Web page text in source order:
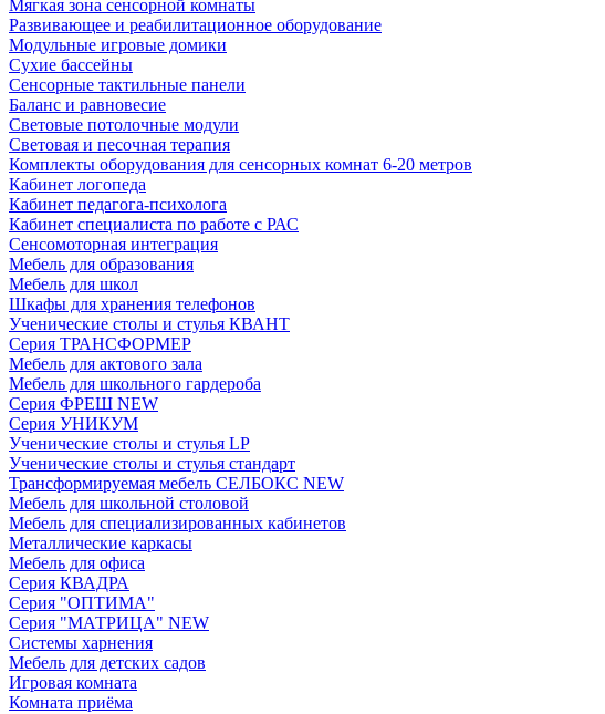
Мягкая зона сенсорной комнаты
Развивающее и реабилитационное оборудование
Модульные игровые домики
Сухие бассейны
Сенсорные тактильные панели
Баланс и равновесие
Световые потолочные модули
Световая и песочная терапия
Комплекты оборудования для сенсорных комнат 6-20 метров
Кабинет логопеда
Кабинет педагога-психолога
Кабинет специалиста по работе с РАС
Сенсомоторная интеграция
Мебель для образования
Мебель для школ
Шкафы для хранения телефонов
Ученические столы и стулья КВАНТ
Серия ТРАНСФОРМЕР
Мебель для актового зала
Мебель для школьного гардероба
Серия ФРЕШ NEW
Серия УНИКУМ
Ученические столы и стулья LP
Ученические столы и стулья стандарт
Трансформируемая мебель СЕЛБОКС NEW
Мебель для школьной столовой
Мебель для специализированных кабинетов
Металлические каркасы
Мебель для офиса
Серия КВАДРА
Серия "ОПТИМА"
Серия "МАТРИЦА" NEW
Системы харнения
Мебель для детских садов
Игровая комната
Комната приёма